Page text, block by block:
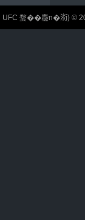
UFC 蝥��麢n�𣶹} ©